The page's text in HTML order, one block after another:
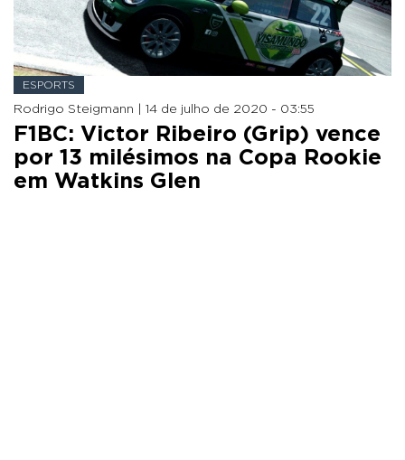
ESPORTS
Rodrigo Steigmann | 14 de julho de 2020 - 03:55
F1BC: Victor Ribeiro (Grip) vence
por 13 milésimos na Copa Rookie
em Watkins Glen